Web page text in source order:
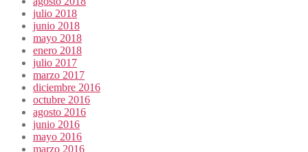
julio 2018
junio 2018
mayo 2018
enero 2018
julio 2017
marzo 2017
diciembre 2016
octubre 2016
agosto 2016
junio 2016
mayo 2016
marzo 2016